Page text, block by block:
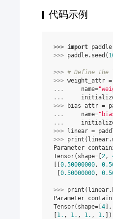
代码示例
>>> import paddle
>>> paddle. seed (
>>> # Define
>>> weight_attr =
...
name=
...
>>>
bias_attr =
...
name=
...
>>> linear =
>>> print ( linear.
Parameter
Tensor(shape=[2,
[[0.50000000,
[0.50000000,
>>> print ( linear.
Parameter
Tensor(shape=[4],
[1. , 1. , 1. , 1. ])